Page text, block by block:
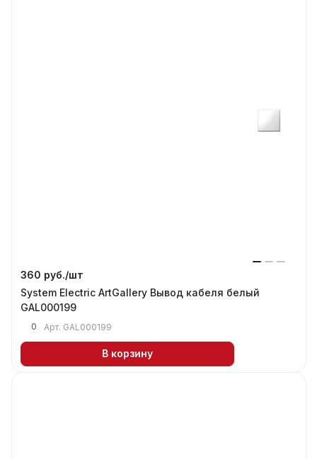
360 руб./шт
System Electric ArtGallery Вывод кабеля белый
GAL000199
0 Арт. GAL000199
В корзину